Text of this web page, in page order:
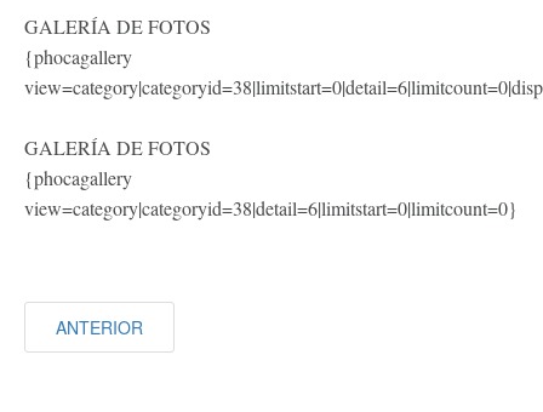
GALERÍA DE FOTOS
{phocagallery
GALERÍA DE FOTOS
{phocagallery
view=category|categoryid=38|detail=6|limitstart=0|limitcount=0}
ANTERIOR